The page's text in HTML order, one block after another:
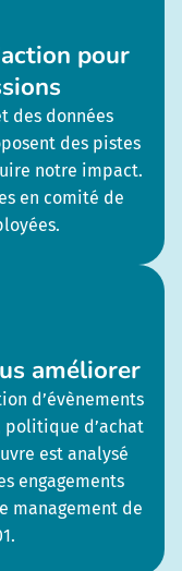
pour
des données
des pistes
notre impact.
en comité de
améliorer
d’évènements
politique d’achat
est analysé
engagements
management de